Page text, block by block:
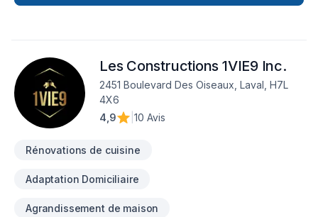
général, nous assurons la gestion complète du chantier :
souci du détail, afin d’offrir une expérience fluide et sans
surprises.Nous croyons qu’une rénovation réussie repose
autant sur le résultat final que sur la façon dont elle est
réalisée. C’est pourquoi nous mettons l’accent sur la
communication, la propreté du chantier, le respect des lieux
espaces harmonieux, durables et parfaitement adaptés au
votre résidence, optimiser votre aménagement ou
accompagnons avec professionnalisme, rigueur et
Les Constructions 1VIE9 Inc.
2451 Boulevard Des Oiseaux, Laval, H7L
4X6
4,9
10 Avis
Rénovations de cuisine
Adaptation Domiciliaire
Agrandissement de maison